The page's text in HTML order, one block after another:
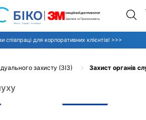
співпраці для корпоративних клієнтів! >>>
захисту (ЗІЗ) Захист органів